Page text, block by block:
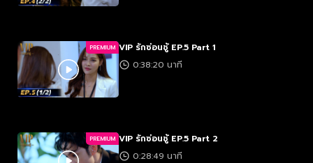
PREMIUM VIP รักซ่อนชู้ EP.5 Part 1
0:38:20 นาที
PREMIUM VIP รักซ่อนชู้ EP.5 Part 2
0:28:49 นาที